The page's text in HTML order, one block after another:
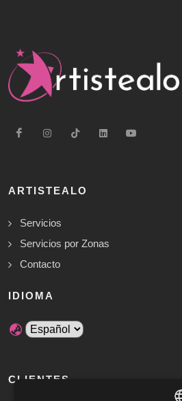
ARTISTEALO
Servicios
Servicios por Zonas
Contacto
IDIOMA
CLIENTES